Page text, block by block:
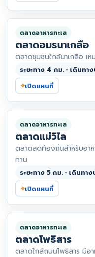
ตลาดอาหารทะเล
ตลาดอมรนาเกลือ
ตลาดชุมชนใกล้นาเกลือ เห
ระยะทาง 4 กม. • เดินท
⌖เปิดแผนที่
ตลาดอาหารทะเล
ตลาดแม่วิไล
ตลาดสดท้องถิ่นสำหรับอา
ทาน
ระยะทาง 5 กม. • เดินทา
⌖เปิดแผนที่
ตลาดอาหารทะเล
ตลาดโพธิสาร
ตลาดใกล้ถนนโพธิสาร มีอ